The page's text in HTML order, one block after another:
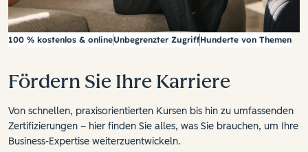
100 % kostenlos & onlineUnbegrenzter ZugriffHunderte von Themen
Fördern Sie Ihre Karriere
Von schnellen, praxisorientierten Kursen bis hin zu umfassenden
Zertifizierungen – hier finden Sie alles, was Sie brauchen, um Ihre
Business-Expertise weiterzuentwickeln.